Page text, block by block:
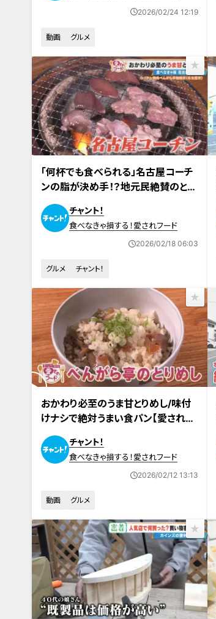
2026/02/24 12:19
動画 グルメ
「何杯でも食べられる」名古屋コーチ
ンの脂が決め手！？地元民絶賛のとり
めしとは？愛知・江南市の“ふわも
ち”食パンも調査！
チャント！
食べなきゃ損する！愛されフード
2026/02/18 06:03
グルメ チャント！
おかわり必至のうま甘とりめし/味付
けナシで絶対うまい食パン【愛されフ
ード】
チャント！
食べなきゃ損する！愛されフード
2026/02/12 13:13
動画 グルメ